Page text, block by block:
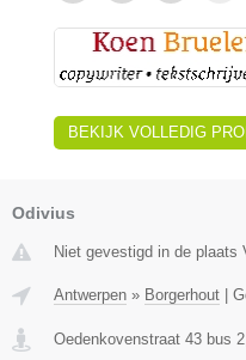
BEKIJK VOLLEDIG
Odivius
Niet gevestigd in de plaats
Antwerpen » Borgerhout
Oedenkovenstraat 43 bus 2